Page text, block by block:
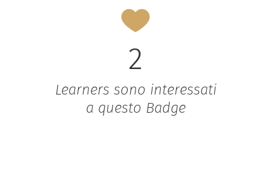
2
Learners sono interessati
a questo Badge